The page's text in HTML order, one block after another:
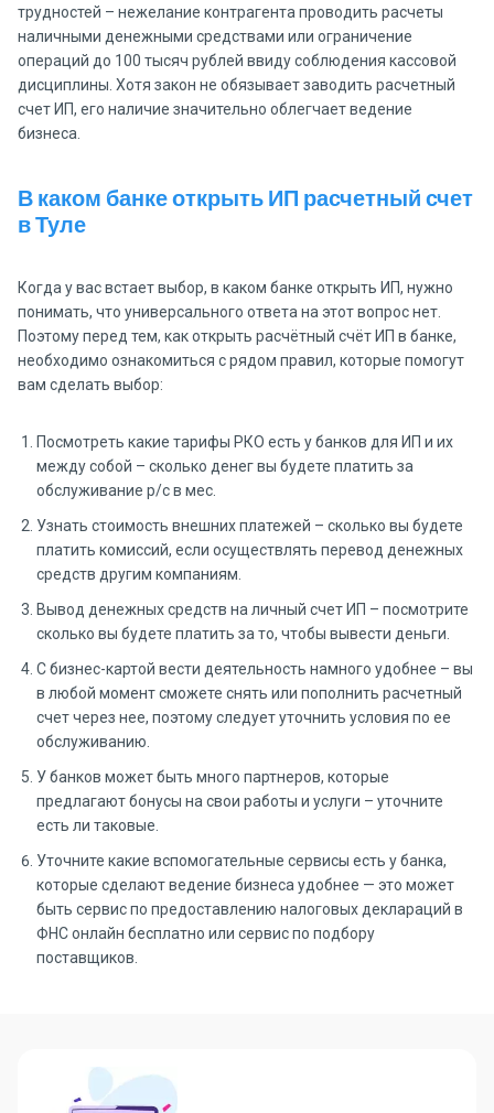
трудностей – нежелание контрагента проводить расчеты
наличными денежными средствами или ограничение
операций до 100 тысяч рублей ввиду соблюдения кассовой
дисциплины. Хотя закон не обязывает заводить расчетный
счет ИП, его наличие значительно облегчает ведение
бизнеса.
В каком банке открыть ИП расчетный счет
в Туле
Когда у вас встает выбор, в каком банке открыть ИП, нужно
понимать, что универсального ответа на этот вопрос нет.
Поэтому перед тем, как открыть расчётный счёт ИП в банке,
необходимо ознакомиться с рядом правил, которые помогут
вам сделать выбор:
Посмотреть какие тарифы РКО есть у банков для ИП и их
между собой – сколько денег вы будете платить за
обслуживание р/с в мес.
Узнать стоимость внешних платежей – сколько вы будете
платить комиссий, если осуществлять перевод денежных
средств другим компаниям.
Вывод денежных средств на личный счет ИП – посмотрите
сколько вы будете платить за то, чтобы вывести деньги.
С бизнес-картой вести деятельность намного удобнее – вы
в любой момент сможете снять или пополнить расчетный
счет через нее, поэтому следует уточнить условия по ее
обслуживанию.
У банков может быть много партнеров, которые
предлагают бонусы на свои работы и услуги – уточните
есть ли таковые.
Уточните какие вспомогательные сервисы есть у банка,
которые сделают ведение бизнеса удобнее — это может
быть сервис по предоставлению налоговых деклараций в
ФНС онлайн бесплатно или сервис по подбору
поставщиков.